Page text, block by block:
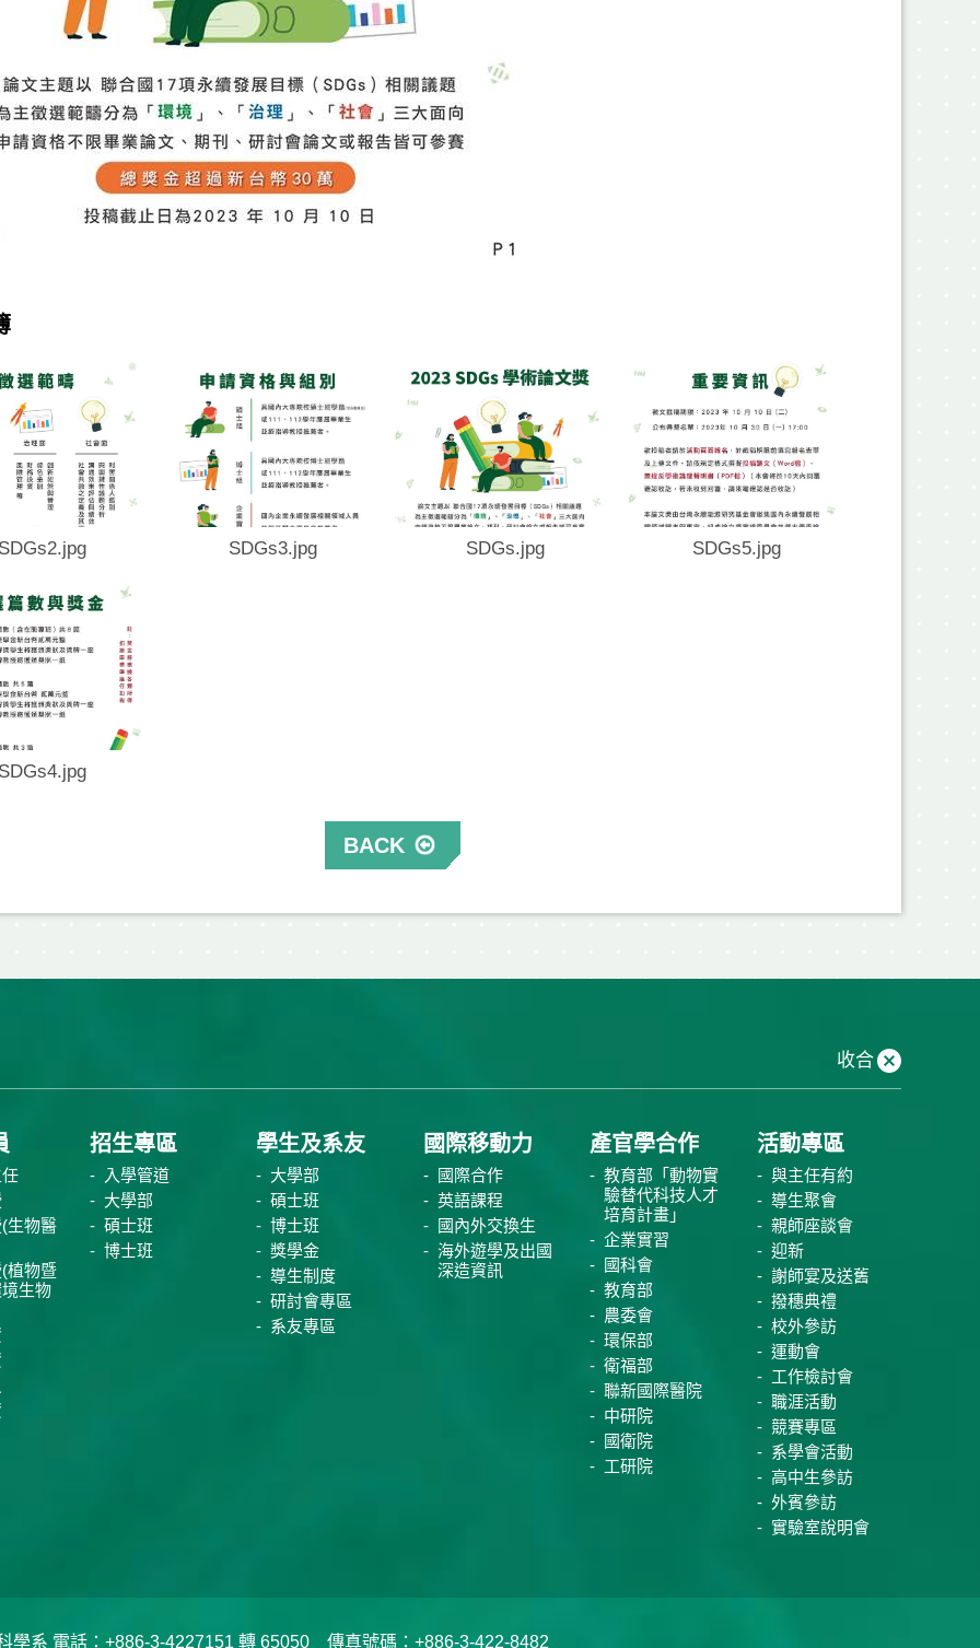
SDGs3.jpg SDGs.jpg SDGs5.jpg
BACK
收合
生物醫
植物暨
生物
招生專區
入學管道
大學部
碩士班
博士班
學生及系友
大學部
碩士班
博士班
獎學金
導生制度
研討會專區
系友專區
國際移動力
國際合作
英語課程
國內外交換生
海外遊學及出國
深造資訊
產官學合作
教育部「動物實
驗替代科技人才
培育計畫」
企業實習
國科會
教育部
農委會
環保部
衛福部
聯新國際醫院
中研院
國衛院
工研院
活動專區
與主任有約
導生聚會
親師座談會
迎新
謝師宴及送舊
撥穗典禮
校外參訪
運動會
工作檢討會
職涯活動
競賽專區
系學會活動
高中生參訪
外賓參訪
實驗室說明會
學系 電話：+886-3-4227151 轉 65050 傳真號碼：+886-3-422-8482